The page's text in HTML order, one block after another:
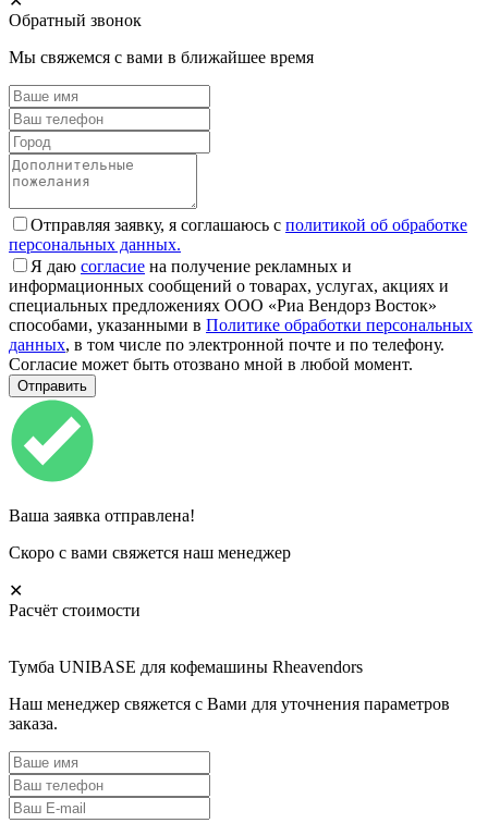
Обратный звонок
Мы свяжемся с вами в ближайшее время
Отправляя заявку, я соглашаюсь с политикой об обработке
персональных данных.
Я даю согласие на получение рекламных и
информационных сообщений о товарах, услугах, акциях и
специальных предложениях ООО «Риа Вендорз Восток»
способами, указанными в Политике обработки персональных
данных, в том числе по электронной почте и по телефону.
Согласие может быть отозвано мной в любой момент.
Ваша заявка отправлена!
Скоро с вами свяжется наш менеджер
✕
Расчёт стоимости
Тумба UNIBASE для кофемашины Rheavendors
Наш менеджер свяжется с Вами для уточнения параметров
заказа.